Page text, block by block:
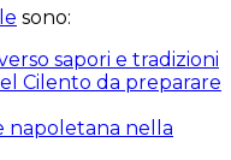
sono:
sapori e tradizioni
Cilento da preparare
napoletana nella